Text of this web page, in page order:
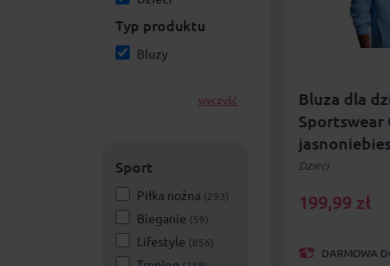
Typ produktu
Bluzy
wyczyść
Sport
Piłka nożna (293)
Bieganie (59)
Lifestyle (856)
Bluza dla
Sportswear
Dzieci
199,99 zł
DARMOWA